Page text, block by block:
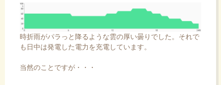
時折雨がパラっと降るような雲の厚い曇りでした。それで
も日中は発電した電力を充電しています。
当然のことですが・・・